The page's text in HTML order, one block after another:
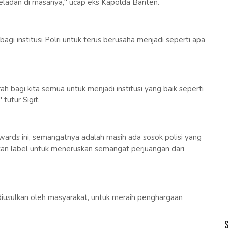
di masanya," ucap eks Kapolda Banten.
institusi Polri untuk terus berusaha menjadi seperti apa
bagi kita semua untuk menjadi institusi yang baik seperti
tutur Sigit.
ini, semangatnya adalah masih ada sosok polisi yang
label untuk meneruskan semangat perjuangan dari
oleh masyarakat, untuk meraih penghargaan